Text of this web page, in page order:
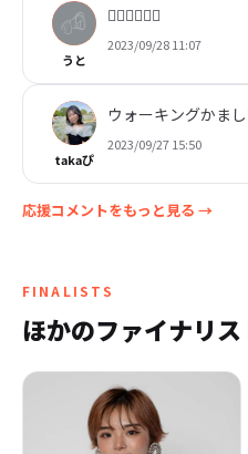
うと
👍🏾👍🏾👍🏾
2023/09/28 11:07
takaぴ
ウォーキングかま
2023/09/27 15:50
応援コメントをもっと見る →
FINALISTS
ほかのファイナリス